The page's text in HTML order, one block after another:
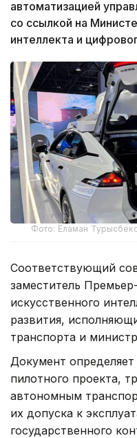
автоматизацией
со ссылкой на
интеллекта и
Фото: Еламан
Соответствующий
заместитель
искусственного
развития,
транспорта и
Документ
пилотного проекта,
автономным
их допуска к
государственного